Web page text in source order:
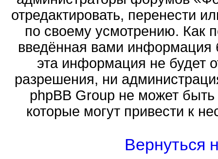
отредактировать, перенести
по своему усмотрению. Как
введённая вами информация
эта информация не будет
разрешения, ни
phpBB Group не может быть
которые могут привести к
Вернуться